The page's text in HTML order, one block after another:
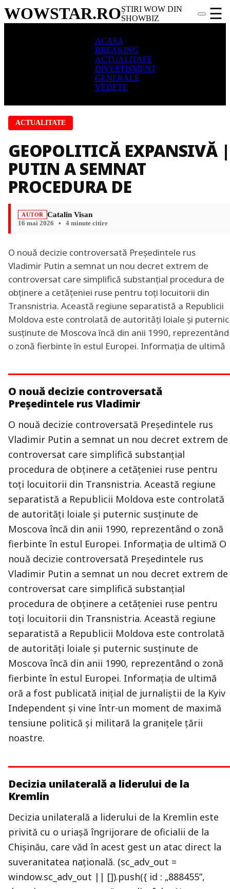
WOWSTAR.ROȘTIRI WOW DIN
SHOWBIZ
☰
ACASA
BREAKING
ACTUALITATE
DIVERTISMENT
GENERALE
VEDETE
ACTUALITATE
GEOPOLITICĂ EXPANSIVĂ |
PUTIN A SEMNAT
PROCEDURA DE
AUTOR Catalin Visan
16 mai 2026 • 4 minute citire
O nouă decizie controversată Preşedintele rus
Vladimir Putin a semnat un nou decret extrem de
controversat care simplifică substanțial procedura de
obţinere a cetăţeniei ruse pentru toți locuitorii din
Transnistria. Această regiune separatistă a Republicii
Moldova este controlată de autorități loiale și puternic
susţinute de Moscova încă din anii 1990, reprezentând
o zonă fierbinte în estul Europei. Informaţia de ultimă
O nouă decizie controversată
Preşedintele rus Vladimir
O nouă decizie controversată Preşedintele rus
Vladimir Putin a semnat un nou decret extrem de
controversat care simplifică substanțial
procedura de obţinere a cetăţeniei ruse pentru
toți locuitorii din Transnistria. Această regiune
separatistă a Republicii Moldova este controlată
de autorități loiale și puternic susţinute de
Moscova încă din anii 1990, reprezentând o zonă
fierbinte în estul Europei. Informaţia de ultimă O
nouă decizie controversată Preşedintele rus
Vladimir Putin a semnat un nou decret extrem de
controversat care simplifică substanțial
procedura de obţinere a cetăţeniei ruse pentru
toți locuitorii din Transnistria. Această regiune
separatistă a Republicii Moldova este controlată
de autorități loiale și puternic susţinute de
Moscova încă din anii 1990, reprezentând o zonă
fierbinte în estul Europei. Informaţia de ultimă
oră a fost publicată inițial de jurnaliștii de la Kyiv
Independent şi vine într-un moment de maximă
tensiune politică și militară la granițele țării
noastre.
Decizia unilaterală a liderului de la
Kremlin
Decizia unilaterală a liderului de la Kremlin este
privită cu o uriașă îngrijorare de oficialii de la
Chișinău, care văd în acest gest un atac direct la
suveranitatea națională. (sc_adv_out =
window.sc_adv_out || []).push({ id : „888455”,